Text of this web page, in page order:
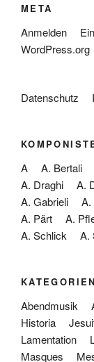
META
Anmelden
WordPress.org
Datenschutz
A A. Bertali
A. Draghi
A.
A. Gabrieli
A.
A. Pärt
A.
A. Schlick
A.
KATEGORIEN
Abendmusik
Historia
Lamentation
Masques